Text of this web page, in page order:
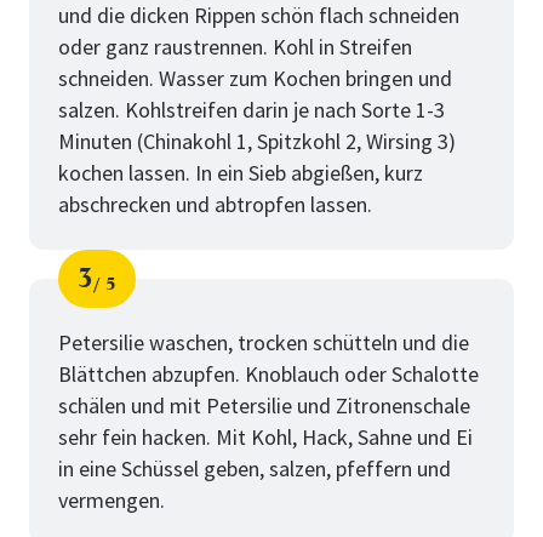
und die dicken Rippen schön flach schneiden
oder ganz raustrennen. Kohl in Streifen
schneiden. Wasser zum Kochen bringen und
salzen. Kohlstreifen darin je nach Sorte 1-3
Minuten (Chinakohl 1, Spitzkohl 2, Wirsing 3)
kochen lassen. In ein Sieb abgießen, kurz
abschrecken und abtropfen lassen.
Schritt
3
von
5
Petersilie waschen, trocken schütteln und die
Blättchen abzupfen. Knoblauch oder Schalotte
schälen und mit Petersilie und Zitronenschale
sehr fein hacken. Mit Kohl, Hack, Sahne und Ei
in eine Schüssel geben, salzen, pfeffern und
vermengen.